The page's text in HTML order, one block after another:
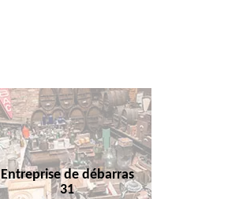
Entreprise de débarras
31